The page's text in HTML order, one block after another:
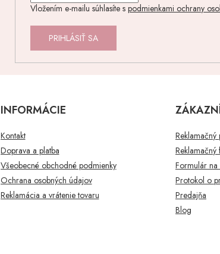
Vložením e-mailu súhlasíte s podmienkami ochrany
PRIHLÁSIŤ SA
INFORMÁCIE
Kontakt
Doprava a platba
Všeobecné obchodné podmienky
Ochrana osobných údajov
Reklamácia a vrátenie tovaru
Formulár
Protokol o
Predajňa
Blog